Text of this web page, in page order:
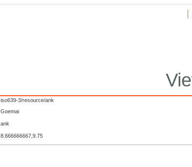
iso639-3/resource/ank
Goemai
ank
8.666666667,9.75